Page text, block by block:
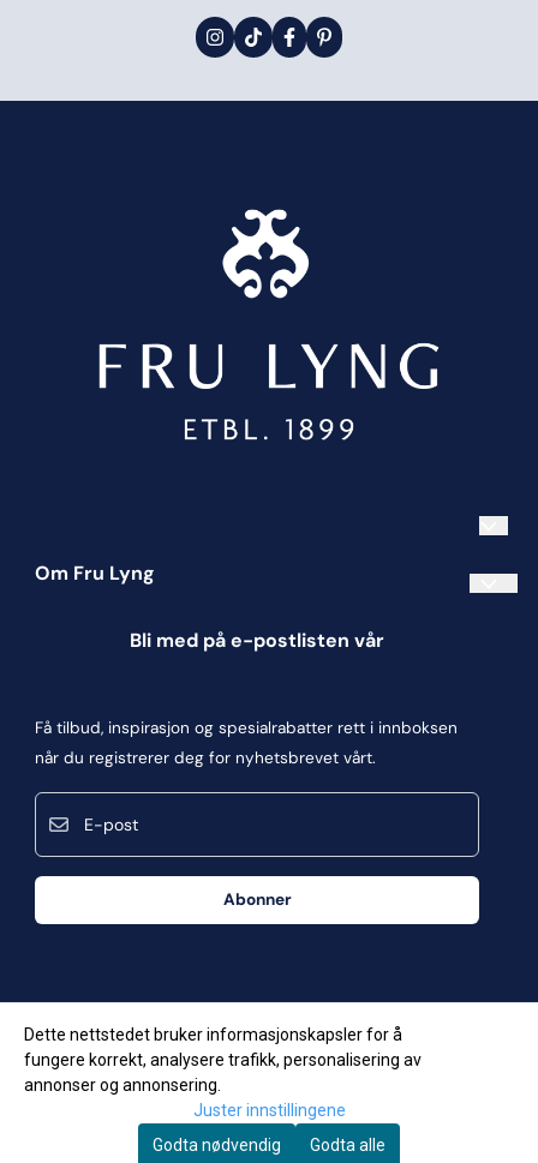
Om Fru Lyng
Informasjonskapsler
Kontakt oss
Kjøpsbetingelser
Frakt og retur
Våre butikker
Bli med på e-postlisten vår
Få tilbud, inspirasjon og spesialrabatter rett i innboksen
når du registrerer deg for nyhetsbrevet vårt.
Abonner
© Copyright Company, org. number 957623034
Dette nettstedet bruker informasjonskapsler for å
fungere korrekt, analysere trafikk, personalisering av
annonser og annonsering.
Juster innstillingene
Godta nødvendig
Godta alle